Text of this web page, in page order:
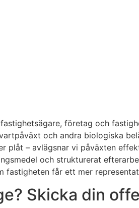
företag och
och andra biologiska
– avlägsnar vi påväxten
och strukturerat
fastigheten får ett mer
Skicka din